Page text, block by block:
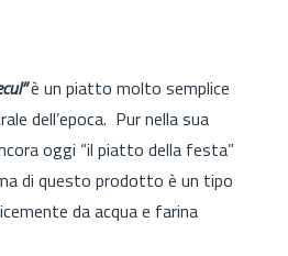
è un piatto molto semplice
dell’epoca. Pur nella sua
oggi “il piatto della festa”
di questo prodotto è un tipo
da acqua e farina